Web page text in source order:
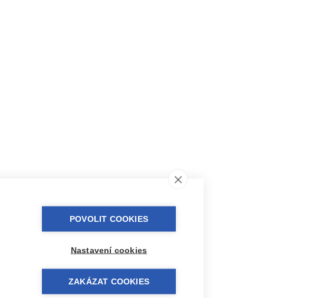
POVOLIT COOKIES
Nastavení cookies
ZAKÁZAT COOKIES